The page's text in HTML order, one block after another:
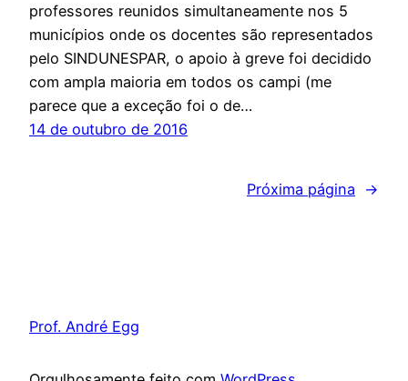
professores reunidos simultaneamente nos 5
municípios onde os docentes são representados
pelo SINDUNESPAR, o apoio à greve foi decidido
com ampla maioria em todos os campi (me
parece que a exceção foi o de…
14 de outubro de 2016
Próxima página →
Prof. André Egg